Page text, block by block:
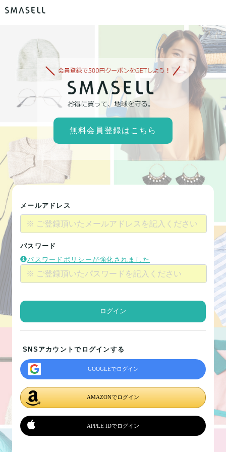
無料会員登録はこちら
メールアドレス
パスワード
パスワードポリシーが強化されました
ログイン
SNSアカウントでログインする
GOOGLEでログイン
AMAZONでログイン
APPLE IDでログイン